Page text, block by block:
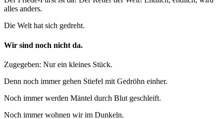
alles anders.
Die Welt hat sich gedreht.
Wir sind noch nicht da.
Zugegeben: Nur ein kleines Stück.
Denn noch immer gehen Stiefel mit Gedröhn einher.
Noch immer werden Mäntel durch Blut geschleift.
Noch immer wohnen wir im Dunkeln.